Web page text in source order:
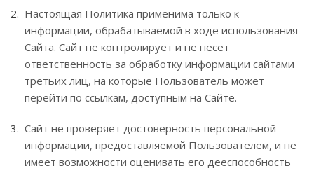
Настоящая Политика применима только к
информации, обрабатываемой в ходе использования
Сайта. Сайт не контролирует и не несет
ответственность за обработку информации сайтами
третьих лиц, на которые Пользователь может
перейти по ссылкам, доступным на Сайте.
Сайт не проверяет достоверность персональной
информации, предоставляемой Пользователем, и не
имеет возможности оценивать его дееспособность